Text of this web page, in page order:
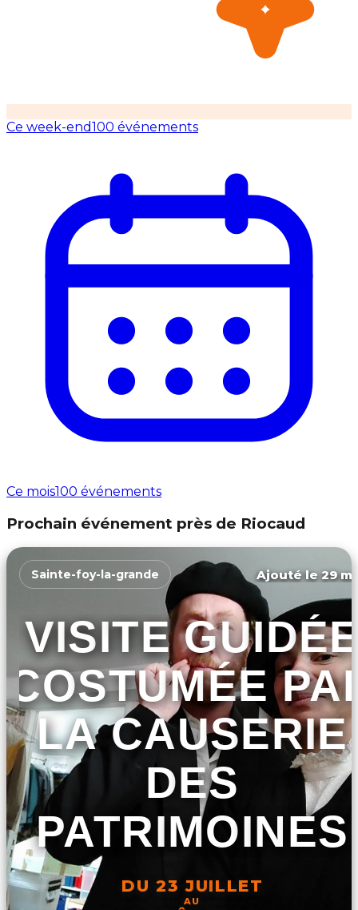
Ce week-end100 événements
Ce mois100 événements
Prochain événement près de Riocaud
Sainte-foy-la-grande Ajouté le 29
VISITE
COSTUMÉE
LA CAUSERIE
DES
PATRIMOINES
DU 23 JUILLET
AU